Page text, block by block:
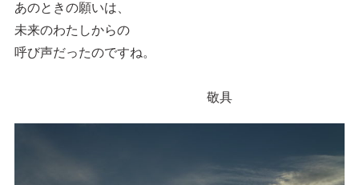
あのときの願いは、
未来のわたしからの
呼び声だったのですね。
敬具